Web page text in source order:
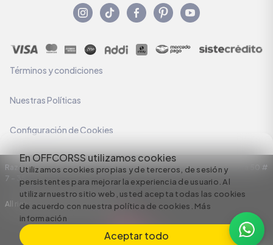
En OFFCORSS utilizamos cookies
Utilizamos cookies propias y de terceros, de sesión y
persistentes para mejorar la experiencia de usuario. Al
utilizar nuestro sitio web, usted acepta todas las cookies
de acuerdo con nuestra política de cookies. Más
información
Aceptar todo
Términos y condiciones
Nuestras Políticas
Configuración de Cookies
Razón Social: C.I HERMECO S.A. NIT: 890924167-6 Dirección: Carrera 50 #
7 – 35
All rights reserved empowered by